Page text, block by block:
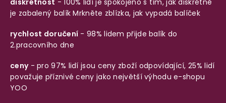
diskrétnost - 100% lidí je spokojeno s tím, jak diskrétně
je zabalený balíkMrkněte zblízka, jak vypadá balíček
rychlost doručení - 98% lidem přijde balík do
2.pracovního dne
ceny- pro 97% lidí jsou ceny zboží odpovídající, 25% lidí
považuje příznivé ceny jako největší výhodu e-shopu
YOO